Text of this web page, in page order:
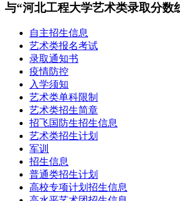
与“河北工程大学艺术类录取分数
自主招生信息
艺术类报名考试
录取通知书
疫情防控
入学须知
艺术类单科限制
艺术类招生简章
招飞国防生招生信息
艺术类招生计划
军训
招生信息
普通类招生计划
高校专项计划招生信息